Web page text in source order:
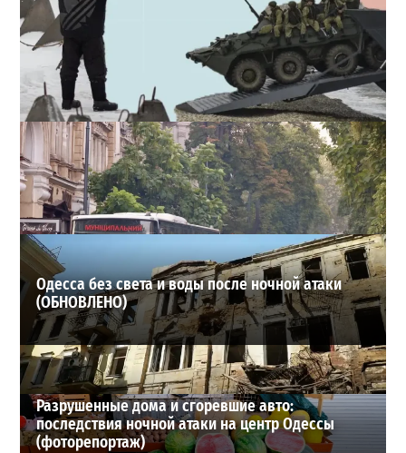
Полковник ВСУ рассказал, выдержит ли Одесса
новое наступление
2
27-07-2026 в 11:19
ВИБОР РЕДАКЦИИ
Одесса без света и воды после ночной атаки
(ОБНОВЛЕНО)
Разрушенные дома и сгоревшие авто:
последствия ночной атаки на центр Одессы
(фоторепортаж)